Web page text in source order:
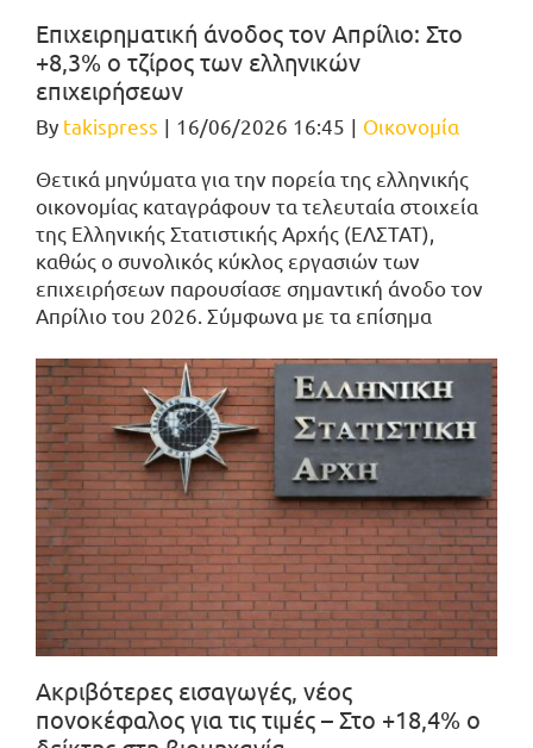
Επιχειρηματική άνοδος τον Απρίλιο: Στο
+8,3% ο τζίρος των ελληνικών
επιχειρήσεων
By takispress | 16/06/2026 16:45 | Οικονομία
Θετικά μηνύματα για την πορεία της ελληνικής
οικονομίας καταγράφουν τα τελευταία στοιχεία
της Ελληνικής Στατιστικής Αρχής (ΕΛΣΤΑΤ),
καθώς ο συνολικός κύκλος εργασιών των
επιχειρήσεων παρουσίασε σημαντική άνοδο τον
Απρίλιο του 2026. Σύμφωνα με τα επίσημα
Ακριβότερες εισαγωγές, νέος
πονοκέφαλος για τις τιμές – Στο +18,4% ο